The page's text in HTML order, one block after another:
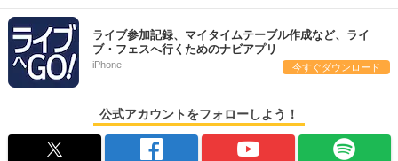
ライブ参加記録、マイタイムテーブル作成など、ライ
ブ・フェスへ行くためのナビアプリ
iPhone 今すぐダウンロード
公式アカウントをフォローしよう！